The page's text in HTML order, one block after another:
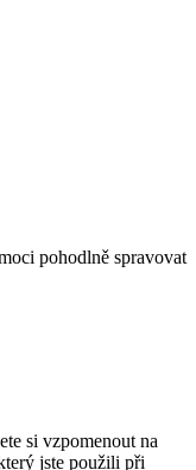
pohodlně spravovat
si vzpomenout na
jste použili při